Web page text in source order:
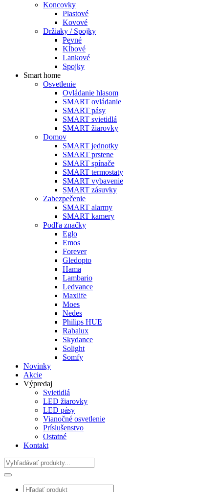
Koncovky
Plastové
Kovové
Držiaky / Spojky
Pevné
Kĺbové
Lankové
Spojky
Smart home
Osvetlenie
Ovládanie hlasom
SMART ovládanie
SMART pásy
SMART svietidlá
SMART žiarovky
Domov
SMART jednotky
SMART prstene
SMART spínače
SMART termostaty
SMART vybavenie
SMART zásuvky
Zabezpečenie
SMART alarmy
SMART kamery
Podľa značky
Eglo
Emos
Forever
Gledopto
Hama
Lambario
Ledvance
Maxlife
Moes
Nedes
Philips HUE
Rabalux
Skydance
Solight
Somfy
Novinky
Akcie
Výpredaj
Svietidlá
LED žiarovky
LED pásy
Vianočné osvetlenie
Príslušenstvo
Ostatné
Kontakt
Hladať